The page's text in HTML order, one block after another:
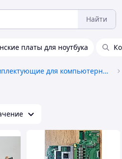
Найти
платы для ноутбука
Комплектующие для компьютерной техники